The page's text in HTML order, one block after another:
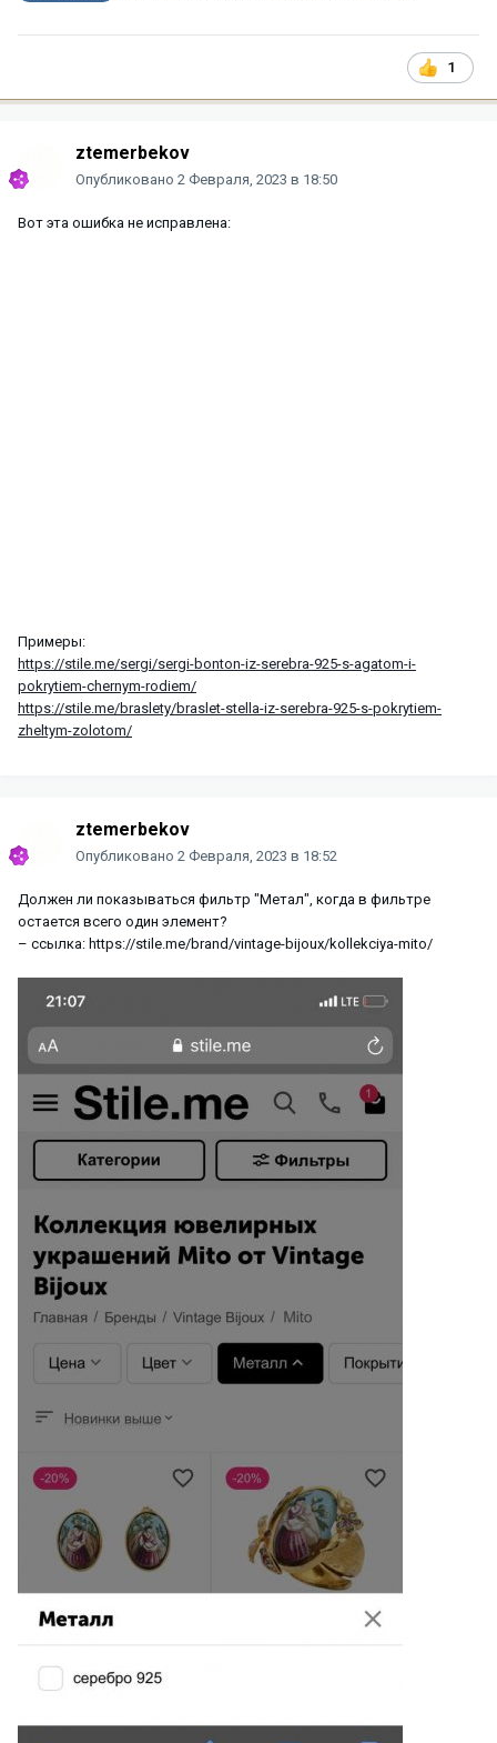
1
ztemerbekov
Опубликовано 2 Февраля, 2023 в 18:50
Вот эта ошибка не исправлена:
Примеры:
https://stile.me/sergi/sergi-bonton-iz-serebra-925-s-agatom-i-
pokrytiem-chernym-rodiem/
https://stile.me/braslety/braslet-stella-iz-serebra-925-s-pokrytiem-
zheltym-zolotom/
ztemerbekov
Опубликовано 2 Февраля, 2023 в 18:52
Должен ли показываться фильтр "Метал", когда в фильтре
остается всего один элемент?
– ссылка: https://stile.me/brand/vintage-bijoux/kollekciya-mito/